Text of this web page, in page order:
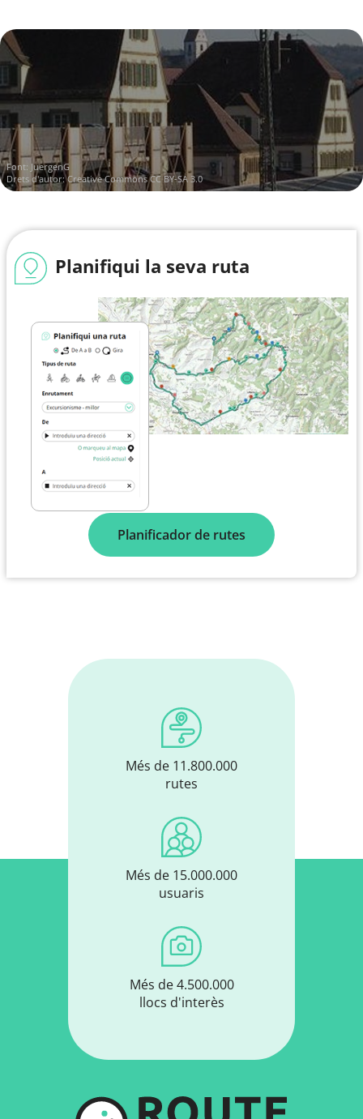
Font: JuergenG
Drets d'autor:Creative Commons CC BY-SA 3.0
Planifiqui la seva ruta
Planificador de rutes
Més de 11.800.000
rutes
Més de 15.000.000
usuaris
Més de 4.500.000
llocs d'interès